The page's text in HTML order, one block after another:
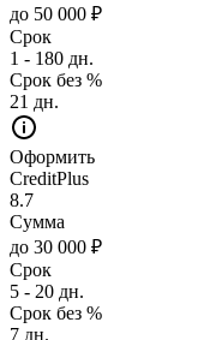
до 50 000 ₽
Срок
1 - 180 дн.
Срок без %
21 дн.
Оформить
CreditPlus
8.7
Сумма
до 30 000 ₽
Срок
5 - 20 дн.
Срок без %
7 дн.